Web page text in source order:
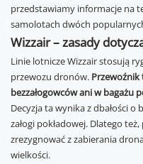
przedstawiamy informacje na
samolotach dwóch
Wizzair – zasady
Linie lotnicze Wizzair stosują
przewozu dronów. Przewoźnik
bezzałogowców ani w bagażu
Decyzja ta wynika z dbałości
załogi pokładowej. Dlatego
zrezygnować z zabierania
wielkości.